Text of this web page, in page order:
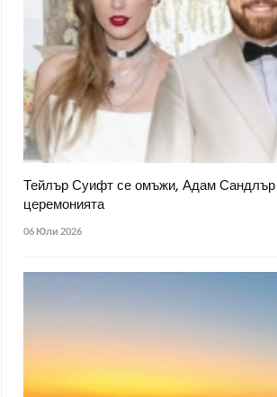
Тейлър Суифт се омъжи, Адам
церемонията
06 Юли 2026